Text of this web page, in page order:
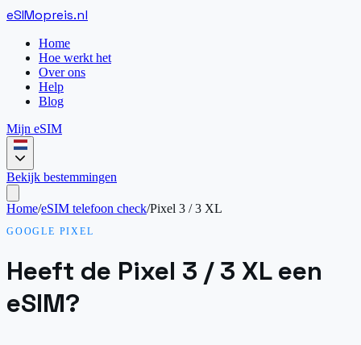
eSIMopreis.nl
Home
Hoe werkt het
Over ons
Help
Blog
Mijn eSIM
Bekijk bestemmingen
Home/eSIM telefoon check/Pixel 3 / 3 XL
GOOGLE PIXEL
Heeft de Pixel 3 / 3 XL een
eSIM?